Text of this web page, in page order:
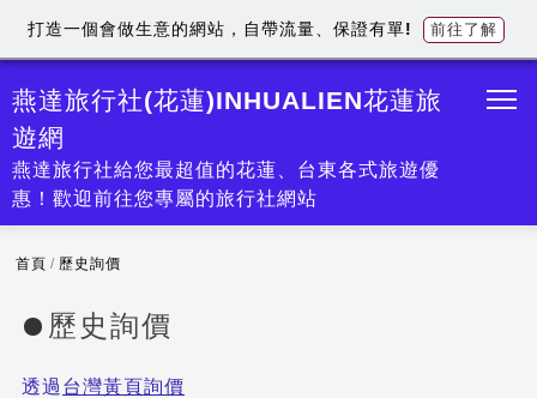
燕達旅行社(花蓮)INHUALIEN花蓮旅
遊網
燕達旅行社給您最超值的花蓮、台東各式旅遊優
惠！歡迎前往您專屬的旅行社網站
首頁 / 歷史詢價
歷史詢價
透過 台灣黃頁詢價
打造一個會做生意的網站，自帶流量、保證有單! 前往了解